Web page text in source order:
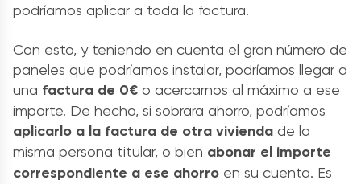
podríamos aplicar a toda la factura.
Con esto, y teniendo en cuenta el gran número de
paneles que podríamos instalar, podríamos llegar a
una factura de 0€ o acercarnos al máximo a ese
importe. De hecho, si sobrara ahorro, podríamos
aplicarlo a la factura de otra vivienda de la
misma persona titular, o bien abonar el importe
correspondiente a ese ahorro en su cuenta. Es